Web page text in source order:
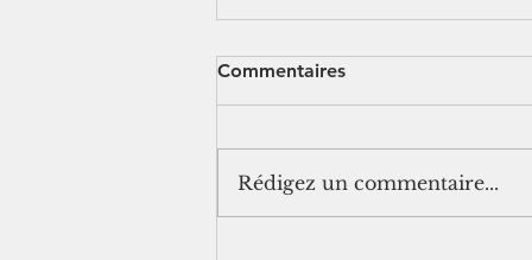
Commentaires
Rédigez un commentaire...